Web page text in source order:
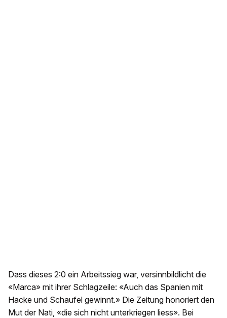
Dass dieses 2:0 ein Arbeitssieg war, versinnbildlicht die
«Marca» mit ihrer Schlagzeile: «Auch das Spanien mit
Hacke und Schaufel gewinnt.» Die Zeitung honoriert den
Mut der Nati, «die sich nicht unterkriegen liess». Bei